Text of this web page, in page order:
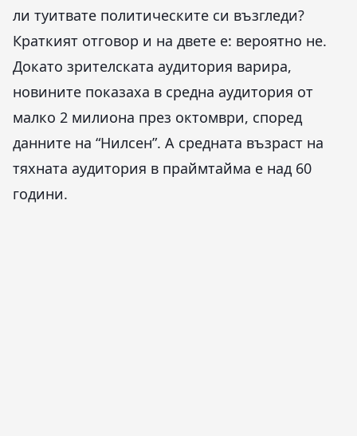
ли туитвате политическите си възгледи?
Краткият отговор и на двете е: вероятно не.
Докато зрителската аудитория варира,
новините показаха в средна аудитория от
малко 2 милиона през октомври, според
данните на “Нилсен”. А средната възраст на
тяхната аудитория в праймтайма е над 60
години.